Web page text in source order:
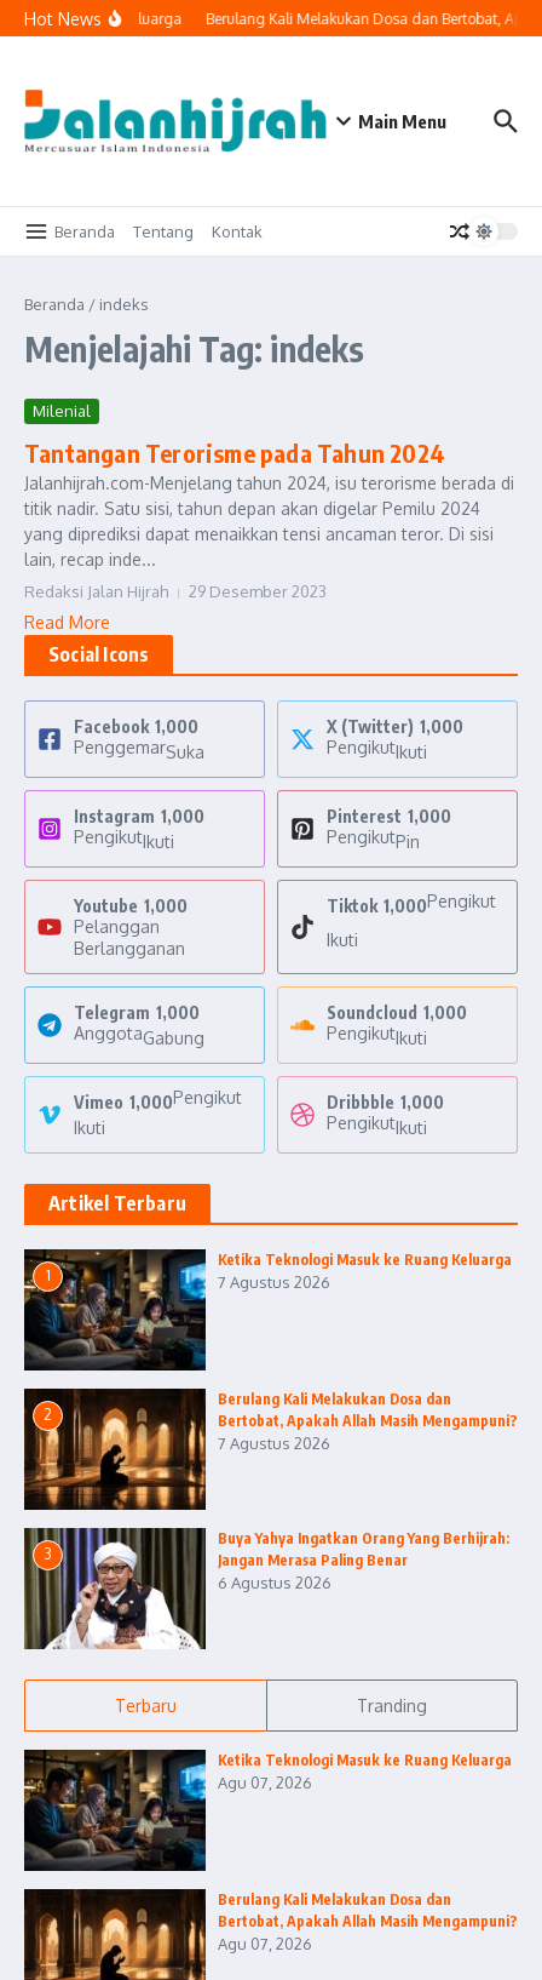
Lewati ke konten
Hot News
ke Ruang Keluarga Berulang Kali Melakukan Dosa dan Bertobat,
Main Menu
Beranda Tentang Kontak
Beranda / indeks
Menjelajahi Tag: indeks
Milenial
Tantangan Terorisme pada Tahun 2024
Jalanhijrah.com-Menjelang tahun 2024, isu terorisme berada di
titik nadir. Satu sisi, tahun depan akan digelar Pemilu 2024
yang diprediksi dapat menaikkan tensi ancaman teror. Di sisi
lain, recap inde...
Redaksi Jalan Hijrah 29 Desember 2023
Read More
Social Icons
Facebook 1,000
PenggemarSuka
X (Twitter) 1,000
PengikutIkuti
Instagram 1,000
PengikutIkuti
Pinterest 1,000
PengikutPin
Youtube 1,000
Pelanggan
Berlangganan
Tiktok 1,000Pengikut
Ikuti
Telegram 1,000
AnggotaGabung
Soundcloud 1,000
PengikutIkuti
Vimeo 1,000Pengikut
Ikuti
Dribbble 1,000
PengikutIkuti
Artikel Terbaru
1
Ketika Teknologi Masuk ke Ruang Keluarga
7 Agustus 2026
2
Berulang Kali Melakukan Dosa dan
Bertobat, Apakah Allah Masih Mengampuni?
7 Agustus 2026
3
Buya Yahya Ingatkan Orang Yang Berhijrah:
Jangan Merasa Paling Benar
6 Agustus 2026
Terbaru Tranding
Ketika Teknologi Masuk ke Ruang Keluarga
Agu 07, 2026
Berulang Kali Melakukan Dosa dan
Bertobat, Apakah Allah Masih Mengampuni?
Agu 07, 2026